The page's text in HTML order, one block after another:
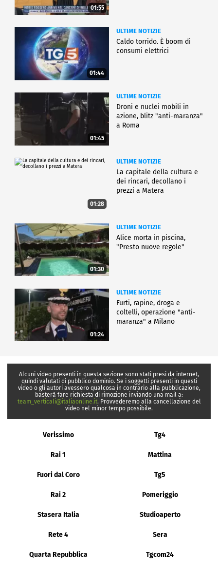
01:55
01:44
ULTIME NOTIZIE
Caldo torrido. È boom di
consumi elettrici
01:45
ULTIME NOTIZIE
Droni e nuclei mobili in
azione, blitz "anti-maranza"
a Roma
01:28
ULTIME NOTIZIE
La capitale della cultura e
dei rincari, decollano i
prezzi a Matera
01:30
ULTIME NOTIZIE
Alice morta in piscina,
"Presto nuove regole"
01:24
ULTIME NOTIZIE
Furti, rapine, droga e
coltelli, operazione "anti-
maranza" a Milano
Alcuni video presenti in questa sezione sono stati presi da internet,
quindi valutati di pubblico dominio. Se i soggetti presenti in questi
video o gli autori avessero qualcosa in contrario alla pubblicazione,
basterà fare richiesta di rimozione inviando una mail a:
team_verticali@italiaonline.it. Provvederemo alla cancellazione del
video nel minor tempo possibile.
Verissimo Tg4
Rai 1 Mattina
Fuori dal Coro Tg5
Rai 2 Pomeriggio
Stasera Italia Studioaperto
Rete 4 Sera
Quarta Repubblica Tgcom24